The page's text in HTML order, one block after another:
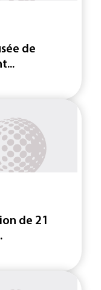
de
de 21